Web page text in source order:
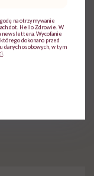
na otrzymywanie
dot. Hello Zdrowie. W
newslettera. Wycofanie
dokonano przed
danych osobowych, w tym